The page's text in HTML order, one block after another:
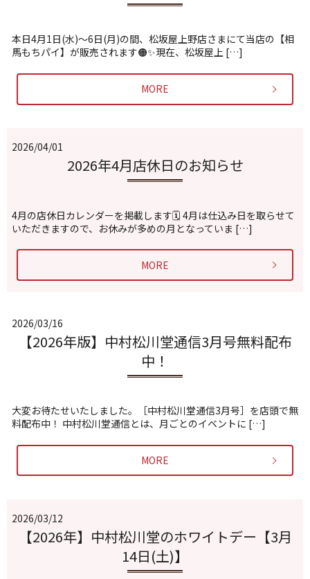
本日4月1日(水)〜6日(月)の間、松坂屋上野店さまにて当店の【相
馬もちパイ】が販売されます🟠✨現在、松坂屋上 […]
MORE
2026/04/01
2026年4月店休日のお知らせ
4月の店休日カレンダーを掲載します🗓️ 4月は仕込み日を取らせて
いただきますので、お休みが多めの月となっていま […]
MORE
2026/03/16
【2026年版】中村松川堂通信3月号無料配布
中！
大変お待たせいたしました。［中村松川堂通信3月号］を店頭で無
料配布中！ 中村松川堂通信とは、月ごとのイベントに […]
MORE
2026/03/12
【2026年】中村松川堂のホワイトデー【3月
14日(土)】